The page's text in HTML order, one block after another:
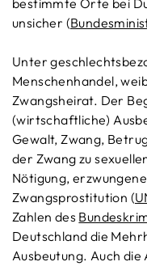
bestimmte Orte bei
unsicher (
Unter
Menschenhandel,
Zwangsheirat. Der
(wirtschaftliche)
Gewalt, Zwang,
der Zwang zu
Nötigung,
Zwangsprostitution (
Zahlen des
Deutschland die
Ausbeutung. Auch die